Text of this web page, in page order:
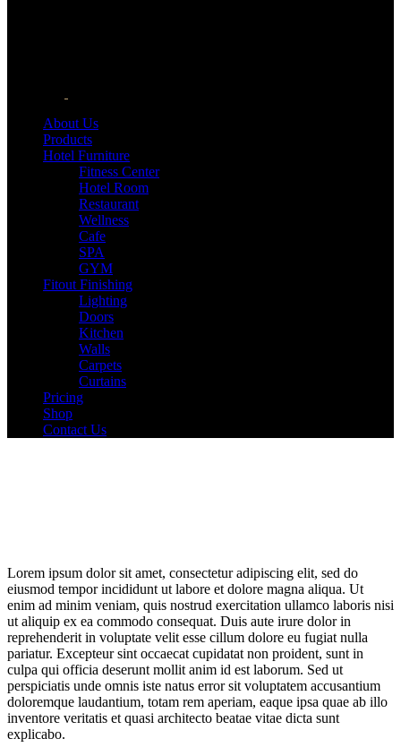
About Us
Products
Hotel Furniture
Fitness Center
Hotel Room
Restaurant
Wellness
Cafe
SPA
GYM
Fitout Finishing
Lighting
Doors
Kitchen
Walls
Carpets
Curtains
Pricing
Shop
Contact Us
Lorem ipsum dolor sit amet, consectetur adipiscing elit, sed do
eiusmod tempor incididunt ut labore et dolore magna aliqua. Ut
enim ad minim veniam, quis nostrud exercitation ullamco laboris nisi
ut aliquip ex ea commodo consequat. Duis aute irure dolor in
reprehenderit in voluptate velit esse cillum dolore eu fugiat nulla
pariatur. Excepteur sint occaecat cupidatat non proident, sunt in
culpa qui officia deserunt mollit anim id est laborum. Sed ut
perspiciatis unde omnis iste natus error sit voluptatem accusantium
doloremque laudantium, totam rem aperiam, eaque ipsa quae ab illo
inventore veritatis et quasi architecto beatae vitae dicta sunt
explicabo.